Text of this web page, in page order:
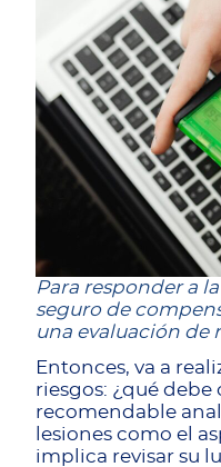
Para responder a
seguro de
una evaluación de
Entonces, va a
riesgos: ¿qué
recomendable
lesiones como el
implica revisar su